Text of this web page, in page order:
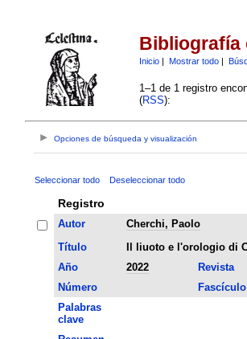
Bibliografía
Inicio| Mostrar todo|
1–1 de 1 registro
(RSS):
Opciones de búsqueda y visualización
Seleccionar todo Deseleccionar todo
Registro
Autor
Cherchi, Paolo
Título
Il liuoto e l'orologio di
Año
2022 Revista
Número
Fascículo
Palabras
clave